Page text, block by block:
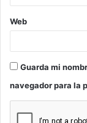
Web
Guarda mi
navegador para la